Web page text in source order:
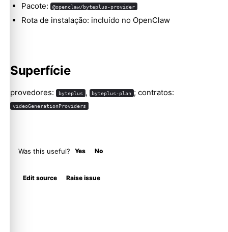
Pacote: @openclaw/byteplus-provider
Rota de instalação: incluído no OpenClaw
Superfície
provedores: byteplus , byteplus-plan ; contratos:
videoGenerationProviders
Was this useful? Yes No
Edit source Raise issue